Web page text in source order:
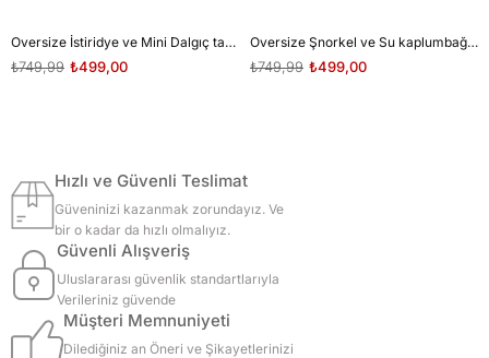
Oversize İstiridye ve Mini Dalgıç tasarım unisex T-shirt
₺499,00
₺749,99
Oversize Şnorkel ve Su kaplumbağası tasarım unisex T-shirt
₺499,00
₺749,99
Hızlı ve Güvenli Teslimat
Güveninizi kazanmak zorundayız. Ve
bir o kadar da hızlı olmalıyız.
Güvenli Alışveriş
Uluslararası güvenlik standartlarıyla
Verileriniz güvende
Müşteri Memnuniyeti
Dilediğiniz an Öneri ve Şikayetlerinizi